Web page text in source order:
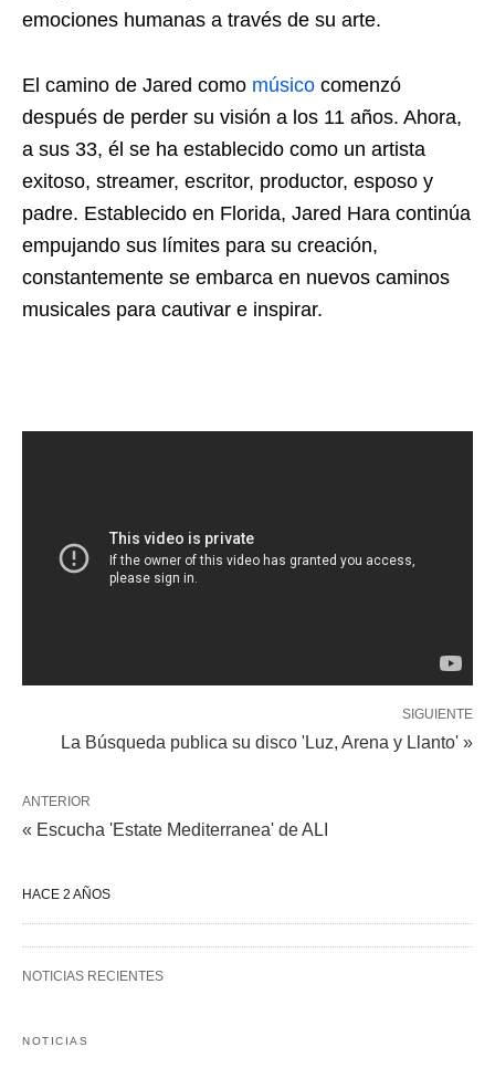
emociones humanas a través de su arte.
El camino de Jared como músico comenzó
después de perder su visión a los 11 años. Ahora,
a sus 33, él se ha establecido como un artista
exitoso, streamer, escritor, productor, esposo y
padre. Establecido en Florida, Jared Hara continúa
empujando sus límites para su creación,
constantemente se embarca en nuevos caminos
musicales para cautivar e inspirar.
SIGUIENTE
La Búsqueda publica su disco 'Luz, Arena y Llanto' »
ANTERIOR
« Escucha 'Estate Mediterranea' de ALI
HACE 2 AÑOS
NOTICIAS RECIENTES
NOTICIAS